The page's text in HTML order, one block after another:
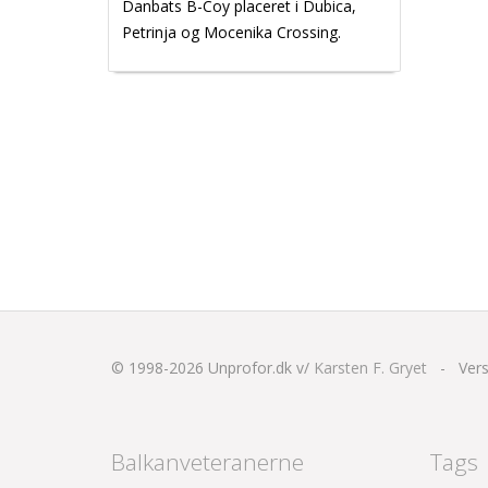
Danbats B-Coy placeret i Dubica,
Petrinja og Mocenika Crossing.
© 1998-2026 Unprofor.dk v/ Karsten F. Gryet -
Balkanveteranerne Tags